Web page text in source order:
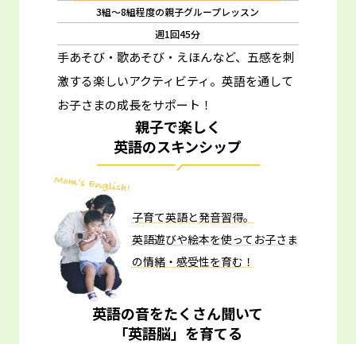
3組～8組程度の親子グループレッスン
週1回45分
手あそび・歌あそび・えほんなど、五感を刺
激する楽しいアクティビティ。 英語を通して
お子さまの成長をサポート！
親子で楽しく
英語のスキンシップ
子育て英語と発音習得。
英語遊びや絵本を使ってお子さま
の情緒・感受性を育む！
英語の音をたくさん聞いて
「英語脳」を育てる